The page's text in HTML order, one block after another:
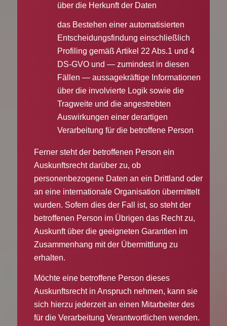
über die Herkunft der Daten
das Bestehen einer automatisierten
Entscheidungsfindung einschließlich
Profiling gemäß Artikel 22 Abs.1 und 4
DS-GVO und — zumindest in diesen
Fällen — aussagekräftige Informationen
über die involvierte Logik sowie die
Tragweite und die angestrebten
Auswirkungen einer derartigen
Verarbeitung für die betroffene Person
Ferner steht der betroffenen Person ein
Auskunftsrecht darüber zu, ob
personenbezogene Daten an ein Drittland oder
an eine internationale Organisation übermittelt
wurden. Sofern dies der Fall ist, so steht der
betroffenen Person im Übrigen das Recht zu,
Auskunft über die geeigneten Garantien im
Zusammenhang mit der Übermittlung zu
erhalten.
Möchte eine betroffene Person dieses
Auskunftsrecht in Anspruch nehmen, kann sie
sich hierzu jederzeit an einen Mitarbeiter des
für die Verarbeitung Verantwortlichen wenden.